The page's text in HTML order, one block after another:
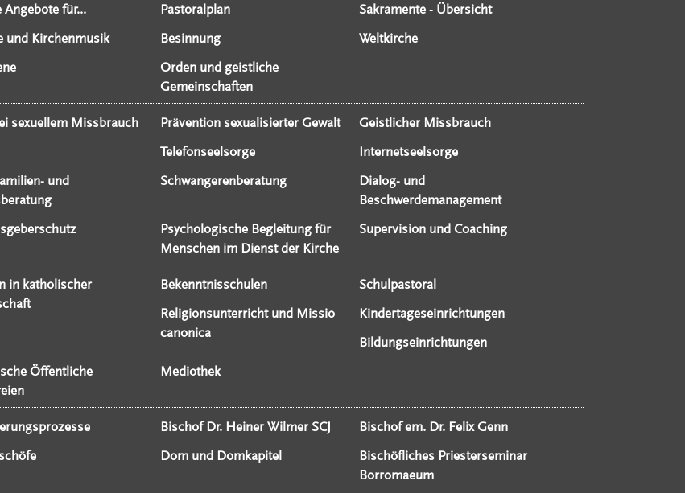
Angebote für... Pastoralplan
Sakramente - Übersicht
und Kirchenmusik
Besinnung
Weltkirche
Orden und geistliche
Gemeinschaften
sexuellem Missbrauch Prävention sexualisierter Gewalt
Geistlicher Missbrauch
Telefonseelsorge
Internetseelsorge
und
Schwangerenberatung
Dialog- und
Beschwerdemanagement
Psychologische Begleitung für
Menschen im Dienst der Kirche
Supervision und Coaching
in katholischer
Bekenntnisschulen
Schulpastoral
Religionsunterricht und Missio
canonica
Kindertageseinrichtungen
Bildungseinrichtungen
Öffentliche
Mediothek
Bischof Dr. Heiner Wilmer SCJ
Bischof em. Dr. Felix Genn
Dom und Domkapitel
Bischöfliches Priesterseminar
Borromaeum